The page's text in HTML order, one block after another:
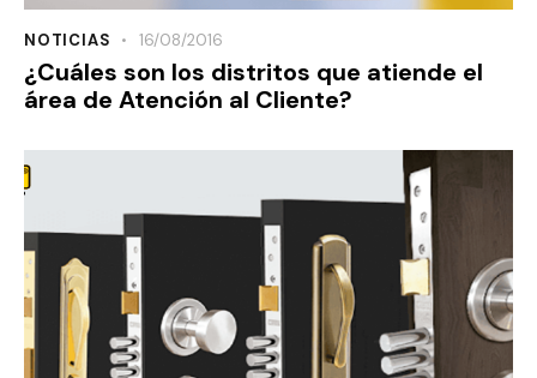
NOTICIAS 16/08/2016
¿Cuáles son los distritos que atiende el
área de Atención al Cliente?